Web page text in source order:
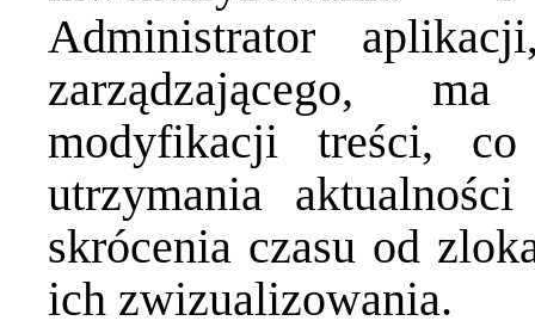
Administrator
zarządzającego,
modyfikacji treści,
utrzymania
skrócenia czasu od
ich zwizualizowania.